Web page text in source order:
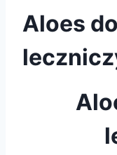
Aloes